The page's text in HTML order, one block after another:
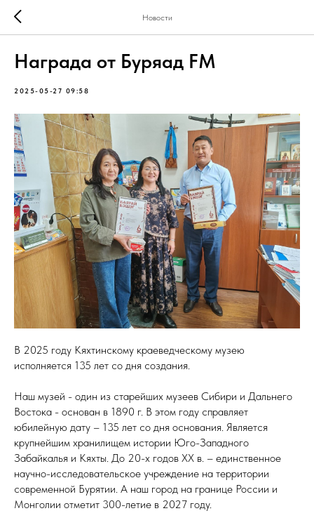
Новости
Награда от Буряад FM
2025-05-27 09:58
В 2025 году Кяхтинскому краеведческому музею
исполняется 135 лет со дня создания.
Наш музей - один из старейших музеев Сибири и Дальнего
Востока - основан в 1890 г. В этом году справляет
юбилейную дату – 135 лет со дня основания. Является
крупнейшим хранилищем истории Юго-Западного
Забайкалья и Кяхты. До 20-х годов XX в. – единственное
научно-исследовательское учреждение на территории
современной Бурятии. А наш город на границе России и
Монголии отметит 300-летие в 2027 году.